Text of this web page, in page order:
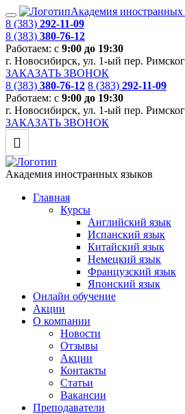
Академия иностранных
8 (383) 292-11-09
8 (383) 380-76-12
Работаем: с 9:00 до 19:30
г. Новосибирск, ул. 1-ый пер.
ЗАКАЗАТЬ ЗВОНОК
8 (383) 380-76-12 8 (383) 292-11-09
Работаем: с 9:00 до 19:30
г. Новосибирск, ул. 1-ый пер.
ЗАКАЗАТЬ ЗВОНОК
Академия иностранных языков
Главная
Курсы
Английский язык
Испанский язык
Китайский язык
Немецкий язык
Французский язык
Японский язык
Онлайн обучение
Акции
О компании
Новости
Отзывы
Акции
Контакты
Статьи
Вакансии
Преподаватели